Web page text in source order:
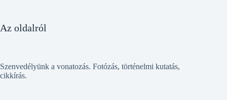
Az oldalról
Szenvedélyünk a vonatozás. Fotózás, történelmi kutatás,
cikkírás.